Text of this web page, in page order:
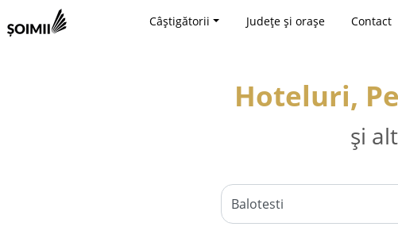
Câștigătorii Județe și orașe Contact
Hoteluri,
și